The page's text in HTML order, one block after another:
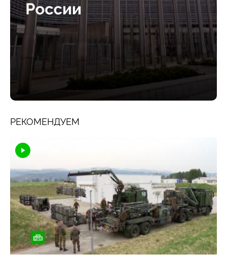
РЕКОМЕНДУЕМ